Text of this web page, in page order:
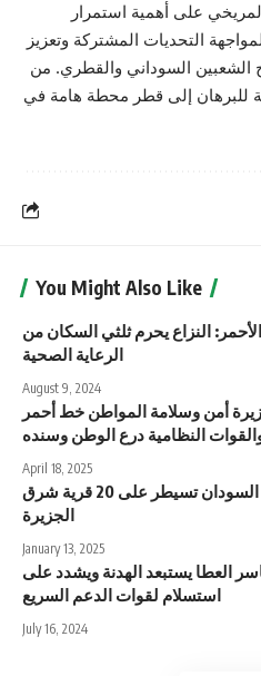
على أهمية استمرار
التحديات المشتركة وتعزيز
الشعبين السوداني والقطري. من
للبرهان إلى قطر محطة هامة في
You Might Also Like
النزاع يحرم ثلثي السكان من
الرعاية الصحية
August 9, 2024
أمن وسلامة المواطن خط أحمر
النظامية درع الوطن وسنده
April 18, 2025
قوات درع السودان تسيطر على 20 قرية شرق
الجزيرة
January 13, 2025
العطا يستبعد الهدنة ويشدد على
استسلام لقوات الدعم السريع
July 16, 2024